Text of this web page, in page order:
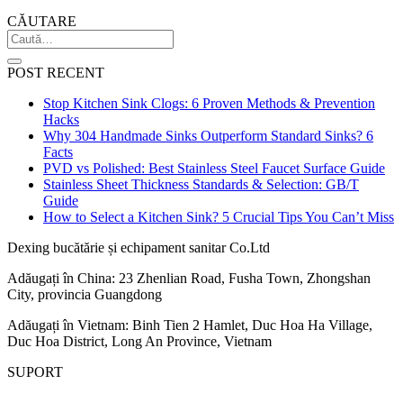
CĂUTARE
POST RECENT
Stop Kitchen Sink Clogs: 6 Proven Methods & Prevention
Hacks
Why 304 Handmade Sinks Outperform Standard Sinks? 6
Facts
PVD vs Polished: Best Stainless Steel Faucet Surface Guide
Stainless Sheet Thickness Standards & Selection: GB/T
Guide
How to Select a Kitchen Sink? 5 Crucial Tips You Can’t Miss
Dexing bucătărie și echipament sanitar Co.Ltd
Adăugați în China: 23 Zhenlian Road, Fusha Town, Zhongshan
City, provincia Guangdong
Adăugați în Vietnam: Binh Tien 2 Hamlet, Duc Hoa Ha Village,
Duc Hoa District, Long An Province, Vietnam
SUPORT